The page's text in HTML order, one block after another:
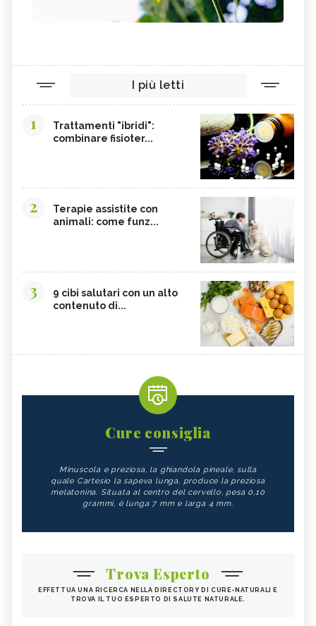
I più letti
1
Trattamenti "ibridi":
combinare fisioter...
2
Terapie assistite con
animali: come funz...
3
9 cibi salutari con un alto
contenuto di...
Cure consiglia
Minuscola e preziosa, la ghiandola pineale, sulla
quale Cartesio la sapeva lunga, produce la preziosa
melatonina. Situata al centro del cervello, pesa 0,10
grammi, è lunga 7 mm e larga 4 mm.
Trova Esperto
EFFETTUA UNA RICERCA NELLA DIRECTORY DI CURE-NATURALI E
TROVA IL TUO ESPERTO DI SALUTE NATURALE.